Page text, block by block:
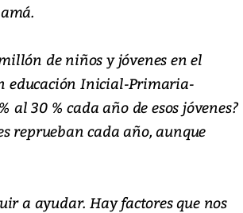
de niños y jóvenes en el
educación Inicial-Primaria-
al 30 % cada año de esos jóvenes?
reprueban cada año, aunque
a ayudar. Hay factores que nos